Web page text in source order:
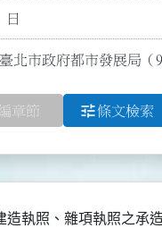
日
北市政府都市發展局
章節 tune條文檢索
造執照、雜項執照之承造